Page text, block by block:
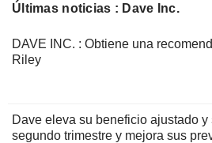
Últimas noticias : Dave Inc.
DAVE INC. : Obtiene una
Riley
Dave eleva su beneficio ajustado y
segundo trimestre y mejora sus